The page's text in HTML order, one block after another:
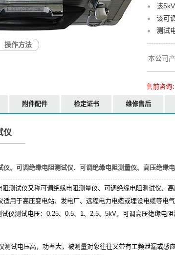
操作方法
该
该可
测试
本公司
售前咨询：
附件配件 检定证书 维修售后
仪
仪、 可调绝缘电阻测试仪、 可调绝缘电阻测量仪、 高压绝缘
测试仪又称可调绝缘电阻测量仪、可调绝缘电阻测试仪、
适用于高压变电站、发电厂、远程电力电缆或埋设电缆等电
仪测试电压：0.25、0.5、1、2.5、5kV，可调高压绝缘电
测试电压高，功率大，被测量对象往往又带有工频泄漏或感